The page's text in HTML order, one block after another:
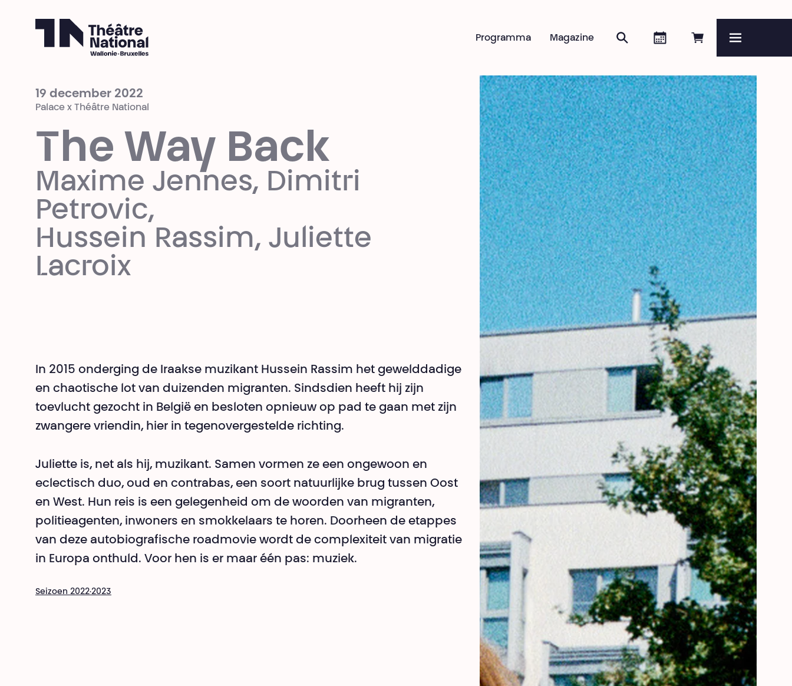
Online reserveren
Agenda
Zoeken
Magazine
Programma
19 december 2022
Palace x Théâtre National
The Way Back
Maxime Jennes, Dimitri
Petrovic,
Hussein Rassim, Juliette
Lacroix
In 2015 onderging de Iraakse muzikant Hussein Rassim het gewelddadige
en chaotische lot van duizenden migranten. Sindsdien heeft hij zijn
toevlucht gezocht in België en besloten opnieuw op pad te gaan met zijn
zwangere vriendin, hier in tegenovergestelde richting.
Juliette is, net als hij, muzikant. Samen vormen ze een ongewoon en
eclectisch duo, oud en contrabas, een soort natuurlijke brug tussen Oost
en West. Hun reis is een gelegenheid om de woorden van migranten,
politieagenten, inwoners en smokkelaars te horen. Doorheen de etappes
van deze autobiografische roadmovie wordt de complexiteit van migratie
in Europa onthuld. Voor hen is er maar één pas: muziek.
Seizoen 2022·2023